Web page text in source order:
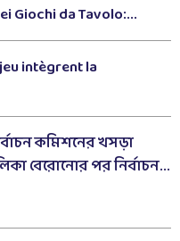
Giochi da Tavolo:...
intègrent la
কমিশনের খসড়া
বেরোনোর পর নির্বাচন...